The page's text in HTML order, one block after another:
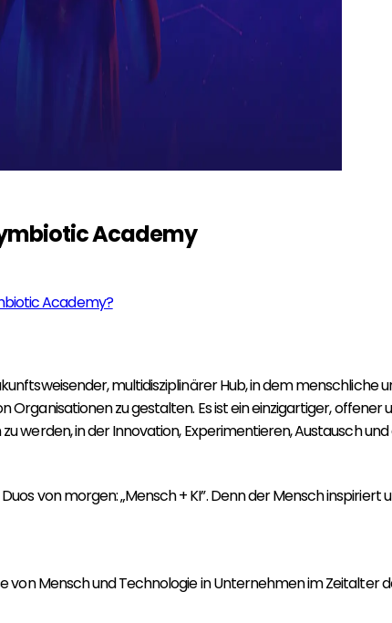
Academy
Academy?
multidisziplinärer Hub, in dem
Organisationen zu gestalten. Es ist ein einzigartiger,
werden, in der Innovation, Experimentieren, Austausch
von morgen: „Mensch + KI”. Denn der Mensch
von Mensch und Technologie in Unternehmen im Zeitalter